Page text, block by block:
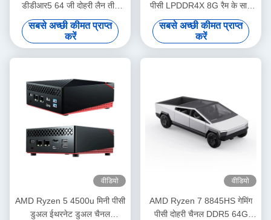
डीडीआर5 64 जी दोहरी लैन तीन
एचडीएमआई के साथ
सबसे अच्छी कीमत प्राप्त
करें
पीसी LPDDR4X 8G रैम के साथ
एकल RJ45 लैन
सबसे अच्छी कीमत प्राप्त
करें
वीडियो
AMD Ryzen 5 4500u मिनी पीसी
डुअल ईथरनेट डुअल चैनल
वीडियो
AMD Ryzen 7 8845HS गेमिंग
पीसी दोहरी चैनल DDR5 64G